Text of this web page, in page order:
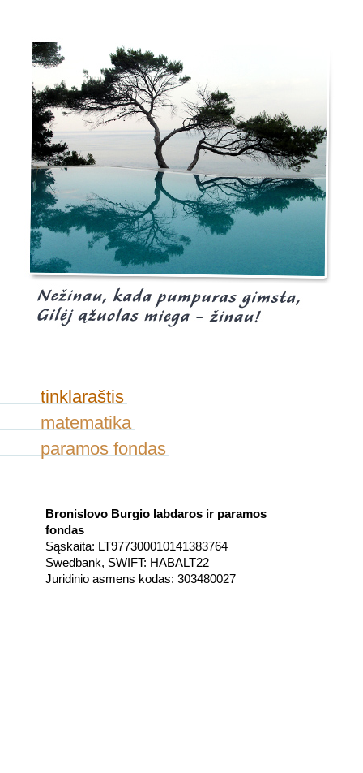
tinklaraštis
matematika
paramos fondas
Bronislovo Burgio labdaros ir paramos
fondas
Sąskaita: LT977300010141383764
Swedbank, SWIFT: HABALT22
Juridinio asmens kodas: 303480027